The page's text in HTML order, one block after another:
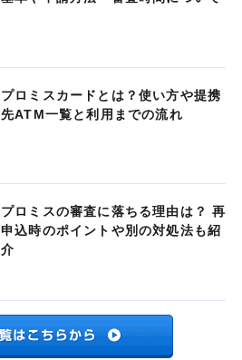
プロミスカードとは？使い方や提携
先ATM一覧と利用までの流れ
プロミスの審査に落ちる理由は？ 再
申込時のポイントや別の対処法も紹
介